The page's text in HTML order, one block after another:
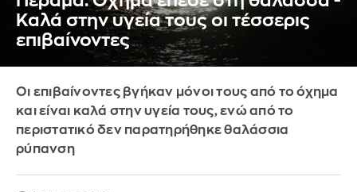
Καλά στην υγεία τους οι τέσσερις
επιβαίνοντες
Οι επιβαίνοντες βγήκαν μόνοι τους από το όχημα
και είναι καλά στην υγεία τους, ενώ από το
περιστατικό δεν παρατηρήθηκε θαλάσσια
ρύπανση